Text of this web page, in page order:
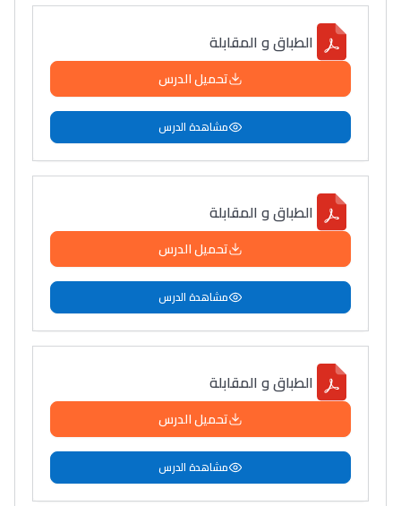
الطباق و المقابلة
تحميل الدرس
مشاهدة الدرس
الطباق و المقابلة
تحميل الدرس
مشاهدة الدرس
الطباق و المقابلة
تحميل الدرس
مشاهدة الدرس